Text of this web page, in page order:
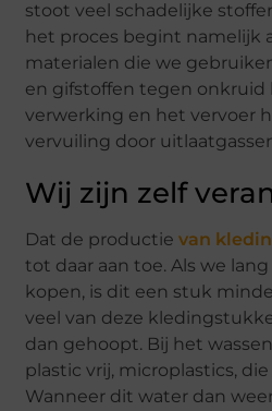
stoot veel schadelijke
het proces begint namelijk
materialen die we
en gifstoffen tegen onkruid
verwerking en het vervoer
vervuiling door
Wij zijn zelf
Dat de productievan
tot daar aan toe. Als we
kopen, is dit een stuk
veel van deze
dan gehoopt. Bij het
plastic vrij, microplastics,
Wanneer dit water dan